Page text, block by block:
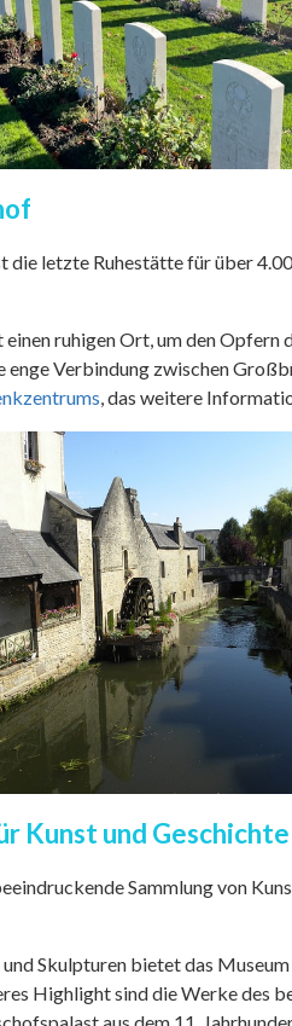
die letzte Ruhestätte für über
ruhigen Ort, um den Opfern
Verbindung zwischen
, das weitere
Kunst und Geschichte
Sammlung von
Skulpturen bietet das
Highlight sind die Werke des